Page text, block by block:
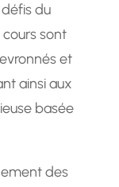
du
sont
et
ainsi aux
basée
des